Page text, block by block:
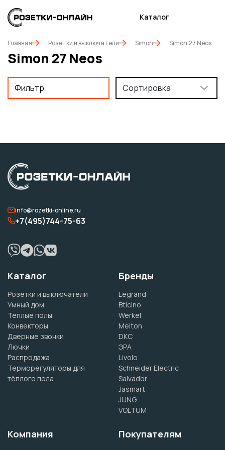
Каталог
Главная Розетки и выключатели Simon Simon 27 Neos
Simon 27 Neos
Фильтр Сортировка
info@rozetki-online.ru
+7(495)744-75-63
Каталог
Розетки и выключатели
Умный дом
Теплые полы
Конвекторы
Дверные звонки
Лючки
Распродажа
Терморегуляторы для
тёплого пола
Бренды
Legrand
Bticino
Werkel
Meiton
DKC
ЭРА
Livolo
Schneider Electric
Salvador
Jasmart
JUNG
VOLTUM
Компания Покупателям